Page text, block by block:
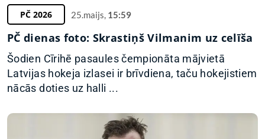
PČ 2026 25.maijs, 15:59
PČ dienas foto: Skrastiņš Vilmanim uz celīša
Šodien Cīrihē pasaules čempionāta mājvietā
Latvijas hokeja izlasei ir brīvdiena, taču hokejistiem
nācās doties uz halli ...